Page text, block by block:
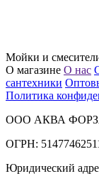
Мойки и
О магазине О нас
сантехники
Политика
ООО АКВА
ОГРН:
Юридический